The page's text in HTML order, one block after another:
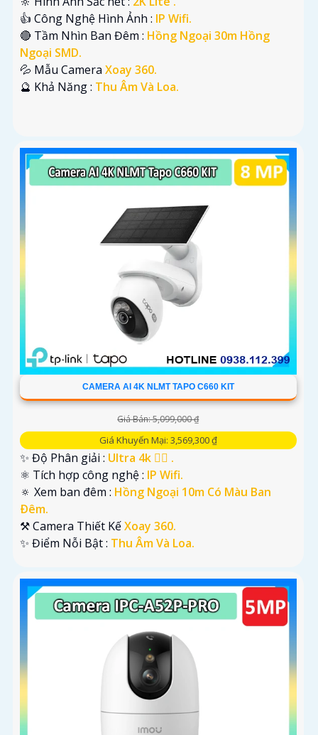
👍 Công Nghệ Hình Ảnh : IP Wifi.
🔴 Tầm Nhìn Ban Đêm : Hồng Ngoại 30m Hồng
Ngoại SMD.
💦 Mẫu Camera Xoay 360.
️🔮 Khả Năng : Thu Âm Và Loa.
CAMERA AI 4K NLMT TAPO C660 KIT
Giá Bán: 5,099,000 ₫
Giá Khuyến Mại: 3,569,300 ₫
✨ Độ Phân giải : Ultra 4k 👍🏾 .
⚛️ Tích hợp công nghệ : IP Wifi.
🔅 Xem ban đêm : Hồng Ngoại 10m Có Màu Ban
Ðêm.
⚒ Camera Thiết KếXoay 360.
️✨ Điểm Nỗi Bật : Thu Âm Và Loa.